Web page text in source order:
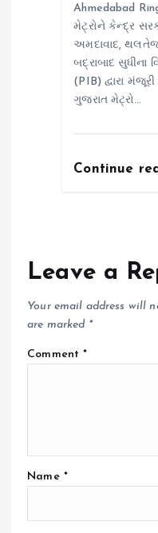
Ahmedabad
મેટ્રોને કેન્દ્ર
અમદાવાદ, થલતેજ
બદ્રાબાદ સુધીના
(PIB) દ્વારા
ગુજરાત મેટ્રો…
Continue
Leave a
Your email address will
are marked *
Comment*
Name *